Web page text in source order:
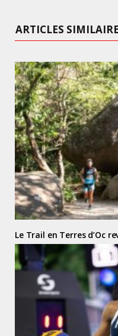
ARTICLES
Le Trail en Terres d’Oc